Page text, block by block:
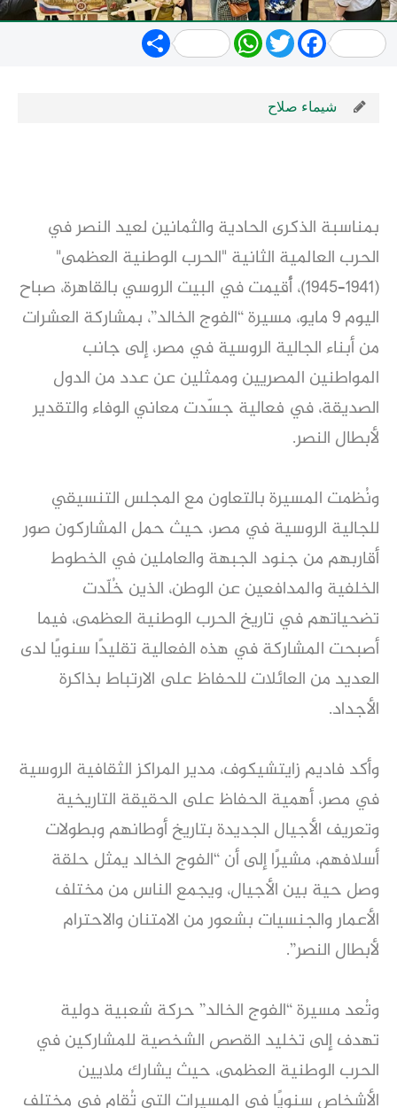
Share WhatsApp
TwitterFacebook
شيماء صلاح
بمناسبة الذكرى الحادية والثمانين لعيد النصر في
الحرب العالمية الثانية "الحرب الوطنية العظمى"
(1941–1945)، أُقيمت في البيت الروسي بالقاهرة، صباح
اليوم 9 مايو، مسيرة “الفوج الخالد”، بمشاركة العشرات
من أبناء الجالية الروسية في مصر، إلى جانب
المواطنين المصريين وممثلين عن عدد من الدول
الصديقة، في فعالية جسّدت معاني الوفاء والتقدير
لأبطال النصر.
ونُظمت المسيرة بالتعاون مع المجلس التنسيقي
للجالية الروسية في مصر، حيث حمل المشاركون صور
أقاربهم من جنود الجبهة والعاملين في الخطوط
الخلفية والمدافعين عن الوطن، الذين خُلّدت
تضحياتهم في تاريخ الحرب الوطنية العظمى، فيما
أصبحت المشاركة في هذه الفعالية تقليدًا سنويًا لدى
العديد من العائلات للحفاظ على الارتباط بذاكرة
الأجداد.
وأكد فاديم زايتشيكوف، مدير المراكز الثقافية الروسية
في مصر، أهمية الحفاظ على الحقيقة التاريخية
وتعريف الأجيال الجديدة بتاريخ أوطانهم وبطولات
أسلافهم، مشيرًا إلى أن “الفوج الخالد يمثل حلقة
وصل حية بين الأجيال، ويجمع الناس من مختلف
الأعمار والجنسيات بشعور من الامتنان والاحترام
لأبطال النصر”.
وتُعد مسيرة “الفوج الخالد” حركة شعبية دولية
تهدف إلى تخليد القصص الشخصية للمشاركين في
الحرب الوطنية العظمى، حيث يشارك ملايين
الأشخاص سنويًا في المسيرات التي تُقام في مختلف